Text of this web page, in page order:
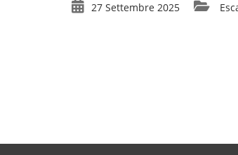
27 Settembre 2025